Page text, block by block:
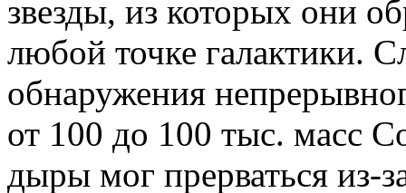
звезды, из которых они
любой точке галактики.
обнаружения
от 100 до 100 тыс. масс
дыры мог прерваться из-